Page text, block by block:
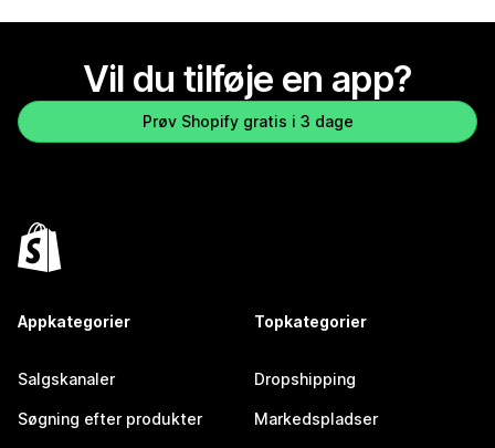
Vil du tilføje en app?
Prøv Shopify gratis i 3 dage
Appkategorier
Salgskanaler
Søgning efter produkter
Topkategorier
Dropshipping
Markedspladser